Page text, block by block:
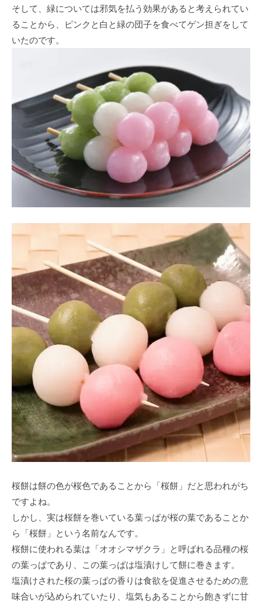
そして、緑については邪気を払う効果があると考えられてい
ることから、ピンクと白と緑の団子を食べてゲン担ぎをして
いたのです。
桜餅は餅の色が桜色であることから「桜餅」だと思われがち
ですよね。
しかし、実は桜餅を巻いている葉っぱが桜の葉であることか
ら「桜餅」という名前なんです。
桜餅に使われる葉は「オオシマザクラ」と呼ばれる品種の桜
の葉っぱであり、この葉っぱは塩漬けして餅に巻きます。
塩漬けされた桜の葉っぱの香りは食欲を促進させるための意
味合いが込められていたり、塩気もあることから飽きずに甘